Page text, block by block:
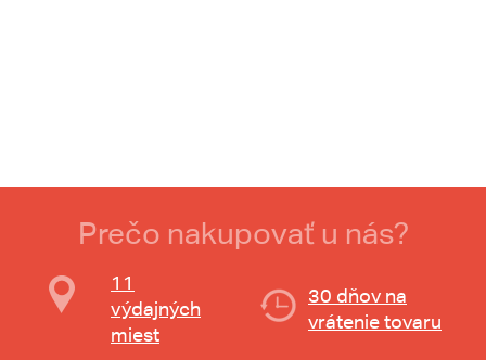
Prečo nakupovať u nás?
11
výdajných
miest
30 dňov na
vrátenie tovaru